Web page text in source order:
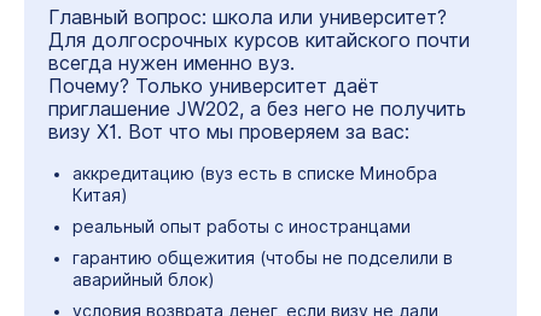
Главный вопрос: школа или университет?
Для долгосрочных курсов китайского почти
всегда нужен именно вуз.
Почему? Только университет даёт
приглашение JW202, а без него не получить
визу X1. Вот что мы проверяем за вас:
аккредитацию (вуз есть в списке Минобра
Китая)
реальный опыт работы с иностранцами
гарантию общежития (чтобы не подселили в
аварийный блок)
условия возврата денег, если визу не дали